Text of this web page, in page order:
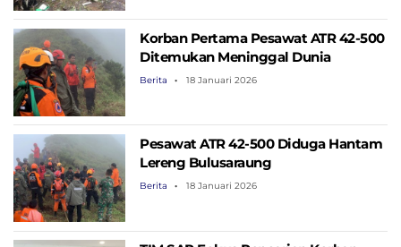
Korban Pertama Pesawat ATR 42-500
Ditemukan Meninggal Dunia
Berita 18 Januari 2026
Pesawat ATR 42-500 Diduga Hantam
Lereng Bulusaraung
Berita 18 Januari 2026